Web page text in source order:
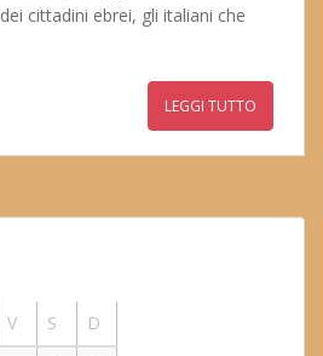
cittadini ebrei, gli italiani che
LEGGI TUTTO
V S
D